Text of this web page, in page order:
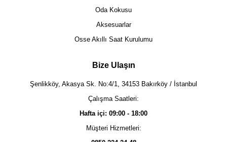
Oda Kokusu
Aksesuarlar
Osse Akıllı Saat Kurulumu
Bize Ulaşın
Şenlikköy, Akasya Sk. No:4/1, 34153 Bakırköy / İstanbul
Çalışma Saatleri:
Hafta içi: 09:00 - 18:00
Müşteri Hizmetleri: